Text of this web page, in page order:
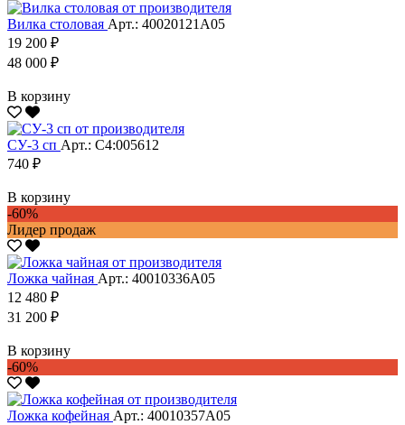
Вилка столовая Арт.: 40020121А05
19 200 ₽
48 000 ₽
В корзину
СУ-3 сп Арт.: С4:005612
740 ₽
В корзину
-60%
Лидер продаж
Ложка чайная Арт.: 40010336А05
12 480 ₽
31 200 ₽
В корзину
-60%
Ложка кофейная Арт.: 40010357А05